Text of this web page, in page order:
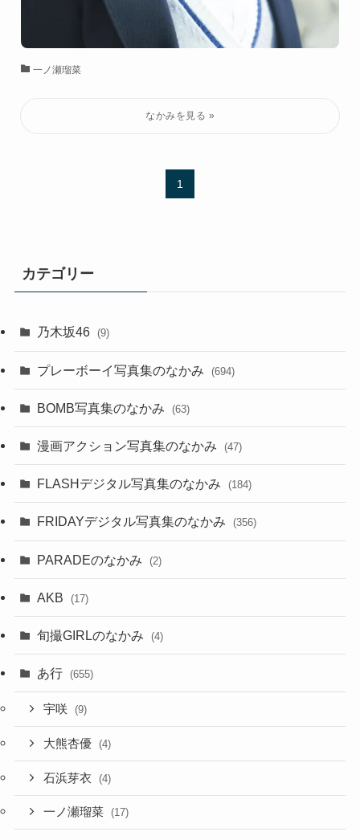
一ノ瀬瑠菜
1
カテゴリー
乃木坂46 (9)
プレーボーイ写真集のなかみ (694)
BOMB写真集のなかみ (63)
漫画アクション写真集のなかみ (47)
FLASHデジタル写真集のなかみ (184)
FRIDAYデジタル写真集のなかみ (356)
PARADEのなかみ (2)
AKB (17)
旬撮GIRLのなかみ (4)
あ行 (655)
宇咲 (9)
大熊杏優 (4)
石浜芽衣 (4)
一ノ瀬瑠菜 (17)